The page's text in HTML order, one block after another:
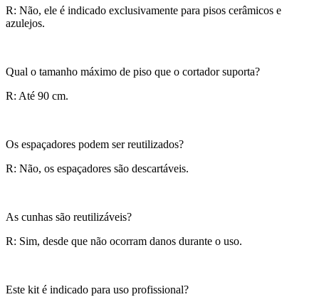
R: Não, ele é indicado exclusivamente para pisos cerâmicos e
azulejos.
Qual o tamanho máximo de piso que o cortador suporta?
R: Até 90 cm.
Os espaçadores podem ser reutilizados?
R: Não, os espaçadores são descartáveis.
As cunhas são reutilizáveis?
R: Sim, desde que não ocorram danos durante o uso.
Este kit é indicado para uso profissional?